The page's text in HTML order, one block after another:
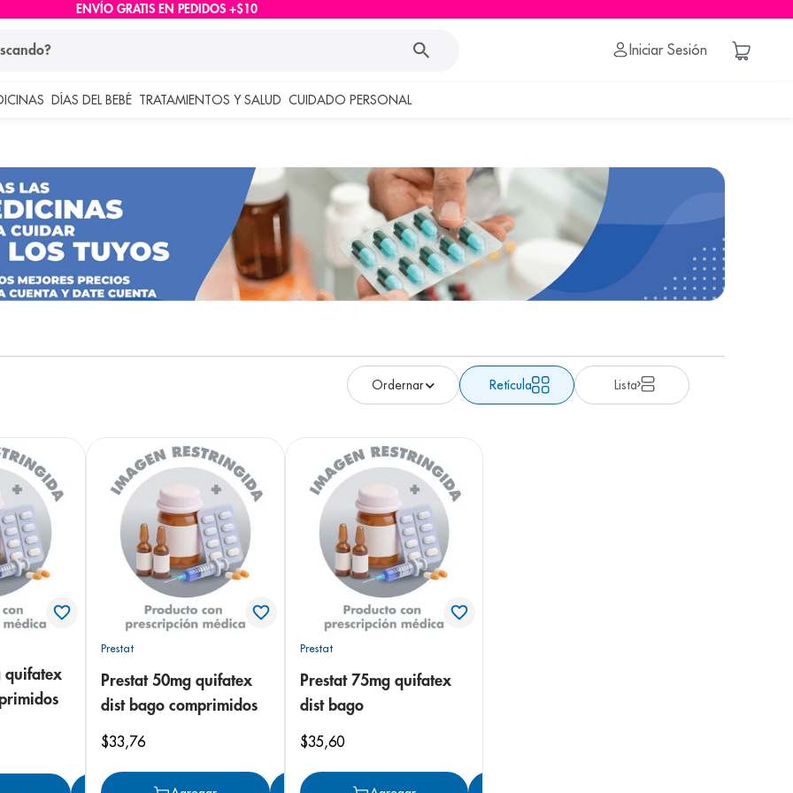
ENVÍO GRATIS EN PEDIDOS +$10
Iniciar Sesión
DÍAS DEL BEBÉ TRATAMIENTOS Y SALUD CUIDADO PERSONAL
Retícula Lista
quifatex
Prestat
Prestat 50mg quifatex
dist bago comprimidos
$33,76
Prestat
Prestat 75mg quifatex
dist bago
$35,60
buscados